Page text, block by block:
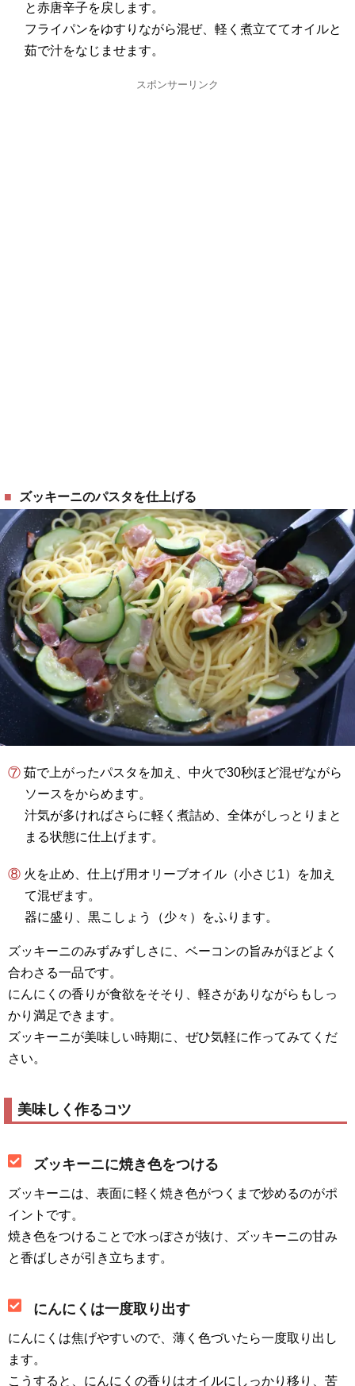
と赤唐辛子を戻します。
フライパンをゆすりながら混ぜ、軽く煮立ててオイルと
茹で汁をなじませます。
スポンサーリンク
ズッキーニのパスタを仕上げる
⑦ 茹で上がったパスタを加え、中火で30秒ほど混ぜながら
ソースをからめます。
汁気が多ければさらに軽く煮詰め、全体がしっとりまと
まる状態に仕上げます。
⑧ 火を止め、仕上げ用オリーブオイル（小さじ1）を加え
て混ぜます。
器に盛り、黒こしょう（少々）をふります。
ズッキーニのみずみずしさに、ベーコンの旨みがほどよく
合わさる一品です。
にんにくの香りが食欲をそそり、軽さがありながらもしっ
かり満足できます。
ズッキーニが美味しい時期に、ぜひ気軽に作ってみてくだ
さい。
美味しく作るコツ
ズッキーニに焼き色をつける
ズッキーニは、表面に軽く焼き色がつくまで炒めるのがポ
イントです。
焼き色をつけることで水っぽさが抜け、ズッキーニの甘み
と香ばしさが引き立ちます。
にんにくは一度取り出す
にんにくは焦げやすいので、薄く色づいたら一度取り出し
ます。
こうすると、にんにくの香りはオイルにしっかり移り、苦